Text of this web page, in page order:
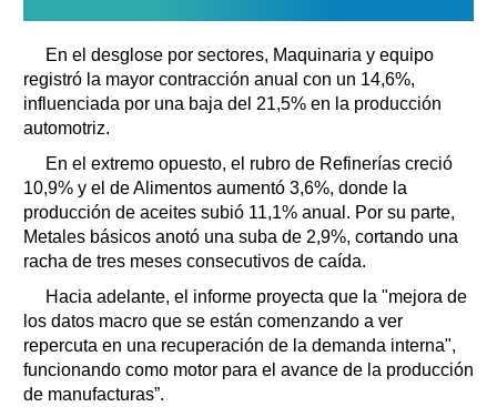
En el desglose por sectores, Maquinaria y equipo
registró la mayor contracción anual con un 14,6%,
influenciada por una baja del 21,5% en la producción
automotriz.
En el extremo opuesto, el rubro de Refinerías creció
10,9% y el de Alimentos aumentó 3,6%, donde la
producción de aceites subió 11,1% anual. Por su parte,
Metales básicos anotó una suba de 2,9%, cortando una
racha de tres meses consecutivos de caída.
Hacia adelante, el informe proyecta que la "mejora de
los datos macro que se están comenzando a ver
repercuta en una recuperación de la demanda interna",
funcionando como motor para el avance de la producción
de manufacturas”.